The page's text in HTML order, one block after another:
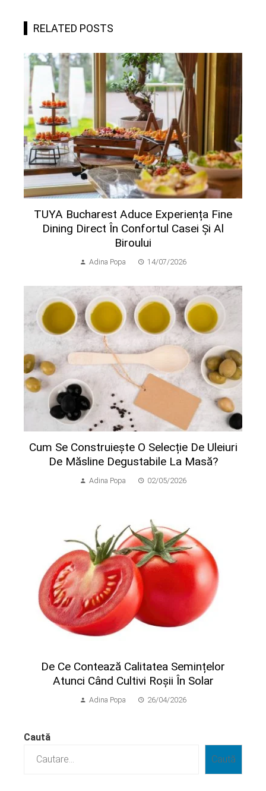
RELATED POSTS
TUYA Bucharest Aduce Experiența Fine
Dining Direct În Confortul Casei Și Al
Biroului
Adina Popa 14/07/2026
Cum Se Construiește O Selecție De Uleiuri
De Măsline Degustabile La Masă?
Adina Popa 02/05/2026
​De Ce Contează Calitatea Semințelor
Atunci Când Cultivi Roșii În Solar
Adina Popa 26/04/2026
Caută
Caută